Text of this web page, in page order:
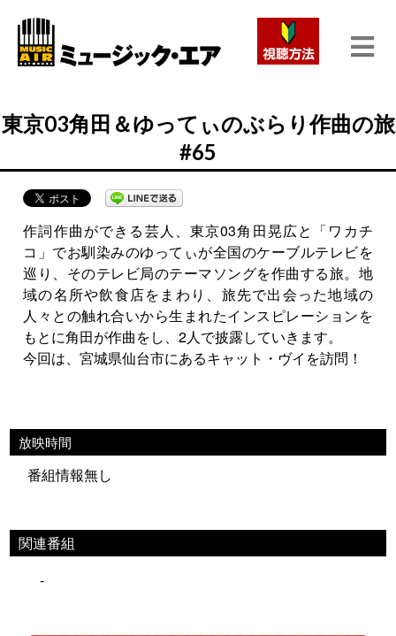
東京03角田＆ゆってぃのぶらり作曲の旅
#65
作詞作曲ができる芸人、東京03角田晃広と「ワカチ
コ」でお馴染みのゆってぃが全国のケーブルテレビを
巡り、そのテレビ局のテーマソングを作曲する旅。地
域の名所や飲食店をまわり、旅先で出会った地域の
人々との触れ合いから生まれたインスピレーションを
もとに角田が作曲をし、2人で披露していきます。
今回は、宮城県仙台市にあるキャット・ヴイを訪問！
放映時間
番組情報無し
関連番組
-